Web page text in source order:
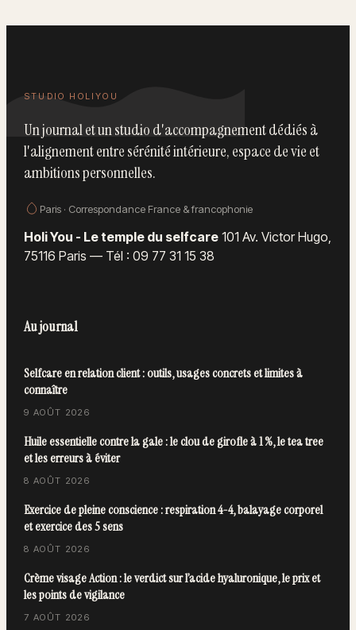
STUDIO HOLIYOU
Un journal et un studio d'accompagnement dédiés à
l'alignement entre sérénité intérieure, espace de vie et
ambitions personnelles.
Paris · Correspondance France & francophonie
Holi You - Le temple du selfcare 101 Av. Victor Hugo,
75116 Paris — Tél : 09 77 31 15 38
Au journal
Selfcare en relation client : outils, usages concrets et limites à
connaître
9 AOÛT 2026
Huile essentielle contre la gale : le clou de girofle à 1 %, le tea tree
et les erreurs à éviter
8 AOÛT 2026
Exercice de pleine conscience : respiration 4-4, balayage corporel
et exercice des 5 sens
8 AOÛT 2026
Crème visage Action : le verdict sur l’acide hyaluronique, le prix et
les points de vigilance
7 AOÛT 2026